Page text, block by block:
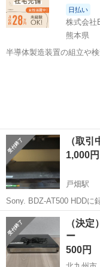
日払い
株式会社
熊本県
半導体製造装置の組立や
（取
1,000円
戸畑駅
Sony. BDZ-AT500 HDDに録画が残っているかもしれないです。
2/14（土）お引き取り可
福岡 北九州市 戸
BDZ
（決
ー
500円